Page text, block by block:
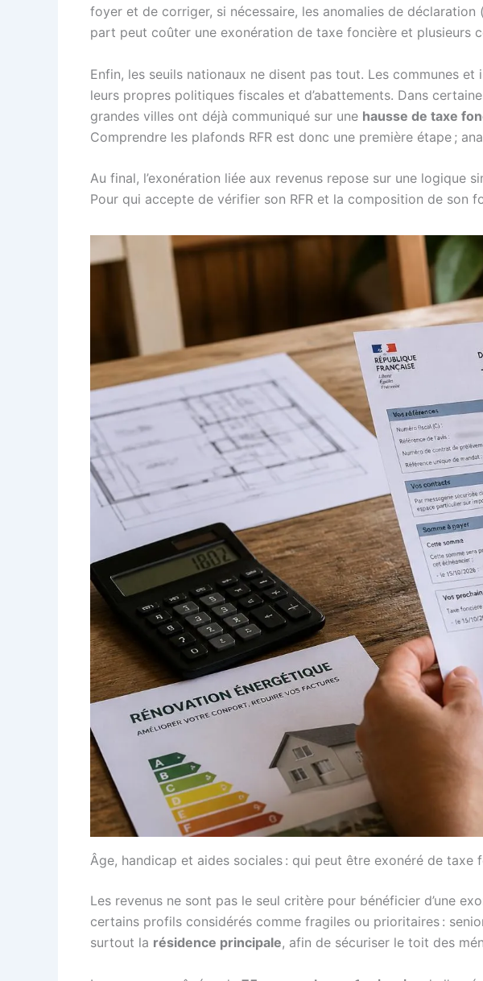
foyer et de corriger, si nécessaire, les anomalies de
part peut coûter une exonération de taxe foncière et plusieurs
Enfin, les seuils nationaux ne disent pas tout. Les communes
leurs propres politiques fiscales et d’abattements. Dans
grandes villes ont déjà communiqué sur une hausse de taxe
Comprendre les plafonds RFR est donc une première étape ;
Au final, l’exonération liée aux revenus repose sur une logique
Pour qui accepte de vérifier son RFR et la composition de
Âge, handicap et aides sociales : qui peut être exonéré de taxe
Les revenus ne sont pas le seul critère pour bénéficier d’une
certains profils considérés comme fragiles ou prioritaires :
surtout la résidence principale, afin de sécuriser le toit des